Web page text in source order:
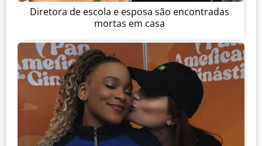
Diretora de escola e esposa são encontradas
mortas em casa